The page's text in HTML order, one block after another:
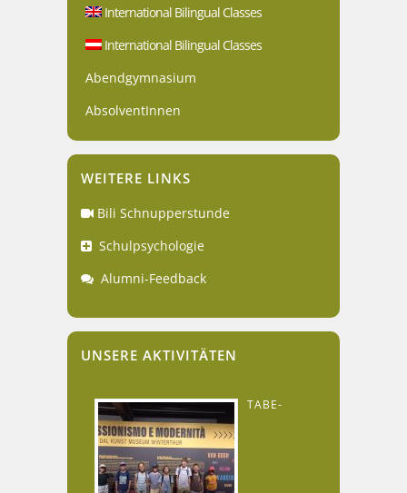
International Bilingual Classes
International Bilingual Classes
Abendgymnasium
AbsolventInnen
WEITERE LINKS
Bili Schnupperstunde
Schulpsychologie
Alumni-Feedback
UNSERE AKTIVITÄTEN
TABE-